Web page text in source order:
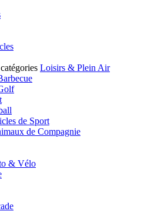
Loisirs & Plein Air
de Sport
de Compagnie
& Vélo